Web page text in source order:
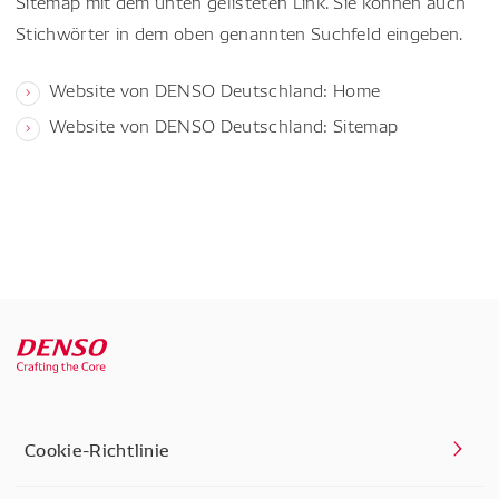
Stichwörter in dem oben genannten Suchfeld eingeben.
Website von DENSO Deutschland: Home
Website von DENSO Deutschland: Sitemap
Cookie-Richtlinie